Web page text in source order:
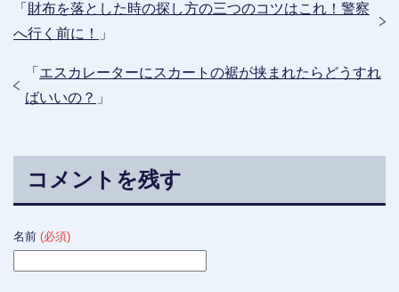
「 財布を落とした時の探し方の三つのコツはこれ！警察
へ行く前に！
」
「 エスカレーターにスカートの裾が挟まれたらどうすれ
ばいいの？ 」
コメントを残す
名前 (必須)